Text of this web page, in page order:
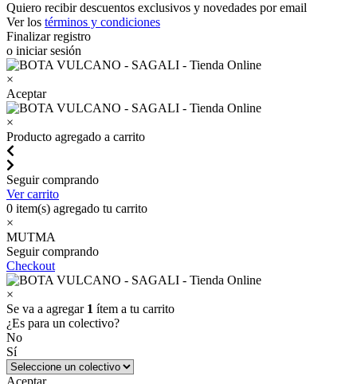
Quiero recibir descuentos exclusivos y novedades por email
Ver los términos y condiciones
Finalizar registro
o iniciar sesión
×
Aceptar
×
Producto agregado a carrito
Seguir comprando
Ver carrito
0 item(s) agregado tu carrito
×
MUTMA
Seguir comprando
Checkout
×
Se va a agregar 1 ítem a tu carrito
¿Es para un colectivo?
No
Sí
Aceptar